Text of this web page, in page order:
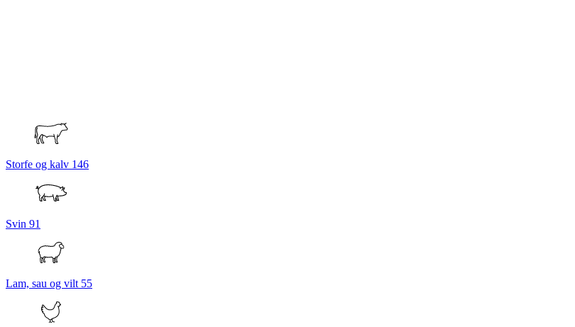
Storfe og kalv 146
Svin 91
Lam, sau og vilt 55